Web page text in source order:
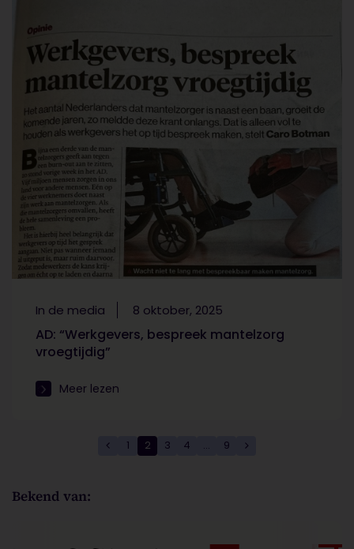
In de media 8 oktober, 2025
AD: “Werkgevers, bespreek mantelzorg
vroegtijdig”
Meer lezen
1 2 3 4 … 9
Bekend van: